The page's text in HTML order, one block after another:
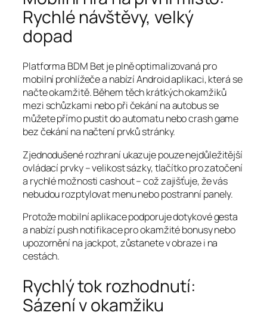
Rychlé návštěvy, velký
dopad
Platforma BDM Bet je plně optimalizovaná pro
mobilní prohlížeče a nabízí Android aplikaci, která se
načte okamžitě. Během těch krátkých okamžiků
mezi schůzkami nebo při čekání na autobus se
můžete přímo pustit do automatu nebo crash game
bez čekání na načtení prvků stránky.
Zjednodušené rozhraní ukazuje pouze nejdůležitější
ovládací prvky – velikost sázky, tlačítko pro zatočení
a rychlé možnosti cashout – což zajišťuje, že vás
nebudou rozptylovat menu nebo postranní panely.
Protože mobilní aplikace podporuje dotykové gesta
a nabízí push notifikace pro okamžité bonusy nebo
upozornění na jackpot, zůstanete v obraze i na
cestách.
Rychlý tok rozhodnutí:
Sázení v okamžiku